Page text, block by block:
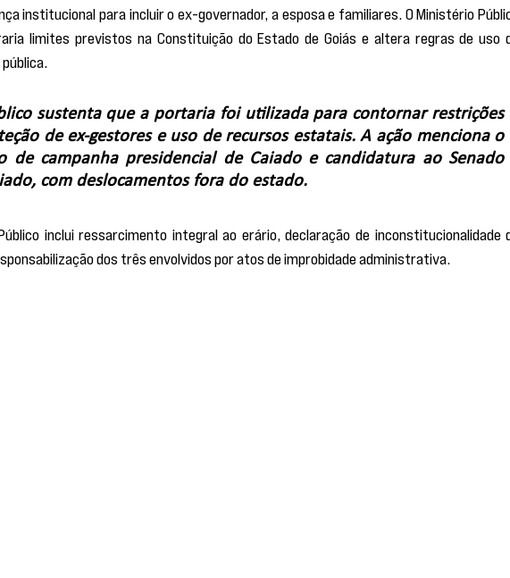
institucional para incluir o ex-governador, a esposa e familiares. O Ministério
limites previstos na Constituição do Estado de Goiás e altera regras de uso
sustenta que a portaria foi utilizada para contornar restrições
de ex-gestores e uso de recursos estatais. A ação menciona o
de campanha presidencial de Caiado e candidatura ao Senado
com deslocamentos fora do estado.
inclui ressarcimento integral ao erário, declaração de inconstitucionalidade
dos três envolvidos por atos de improbidade administrativa.